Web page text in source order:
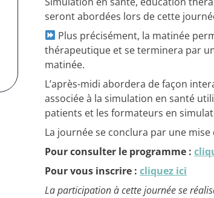
seront abordées lors de cette
Plus précisément, la matinée
thérapeutique et se terminera par
matinée.
L’après-midi abordera de façon
associée à la simulation en santé
patients et les formateurs en
La journée se conclura par une mise
Pour consulter le programme :
Pour vous inscrire : cliquez ici
La participation à cette journée se